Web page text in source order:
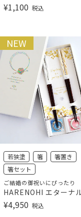
¥1,100 税込
NEW
若狭塗 箸
箸置き
箸セット
ご結婚の御祝いにぴったり
HARENOHI エターナ
¥4,950 税込